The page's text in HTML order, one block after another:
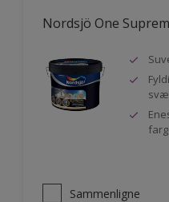
Nordsjö One
Sammenligne